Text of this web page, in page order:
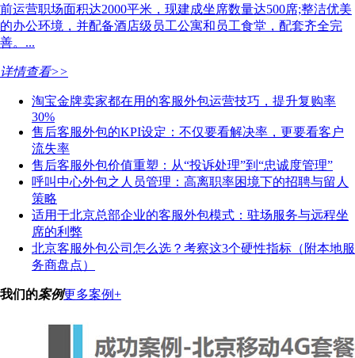
前运营职场面积达2000平米，现建成坐席数量达500席;整洁优美
的办公环境，并配备酒店级员工公寓和员工食堂，配套齐全完
善。...
详情查看>>
淘宝金牌卖家都在用的客服外包运营技巧，提升复购率
30%
售后客服外包的KPI设定：不仅要看解决率，更要看客户
流失率
售后客服外包价值重塑：从“投诉处理”到“忠诚度管理”
呼叫中心外包之人员管理：高离职率困境下的招聘与留人
策略
适用于北京总部企业的客服外包模式：驻场服务与远程坐
席的利弊
北京客服外包公司怎么选？考察这3个硬性指标（附本地服
务商盘点）
我们的案例更多案例+